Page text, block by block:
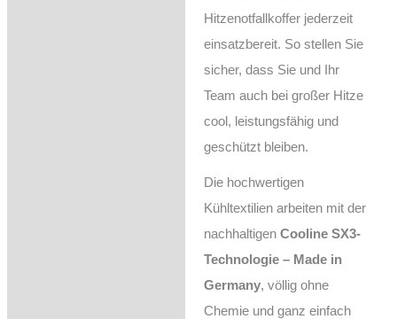
Hitzenotfallkoffer jederzeit
einsatzbereit. So stellen Sie
sicher, dass Sie und Ihr
Team auch bei großer Hitze
cool, leistungsfähig und
geschützt bleiben.
Die hochwertigen
Kühltextilien arbeiten mit der
nachhaltigen Cooline SX3-
Technologie – Made in
Germany, völlig ohne
Chemie und ganz einfach